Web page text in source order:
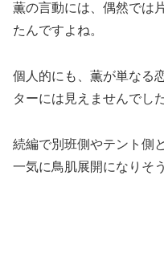
薫の言動には、偶然では
たんですよね。
個人的にも、薫が単なる
ターには見えませんでした
続編で別班側やテント側
一気に鳥肌展開になりそ